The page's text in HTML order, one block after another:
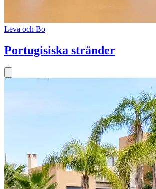
Leva och Bo
Portugisiska stränder